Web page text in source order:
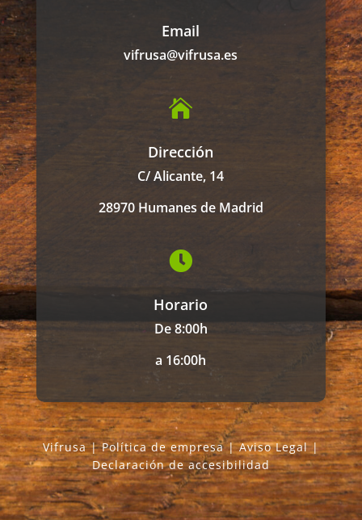
Email
vifrusa@vifrusa.es

Dirección
C/ Alicante, 14
28970 Humanes de Madrid

Horario
De 8:00h
a 16:00h
Vifrusa |Política de empresa|Aviso Legal|
Declaración de accesibilidad